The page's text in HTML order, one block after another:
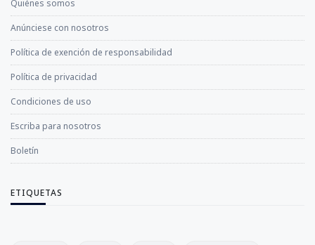
Quiénes somos
Anúnciese con nosotros
Política de exención de responsabilidad
Política de privacidad
Condiciones de uso
Escriba para nosotros
Boletín
ETIQUETAS